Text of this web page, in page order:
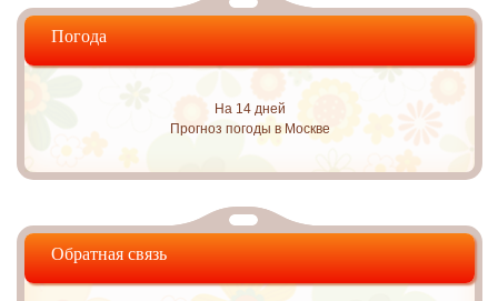
Погода
На 14 дней
Прогноз погоды в Москве
Обратная связь